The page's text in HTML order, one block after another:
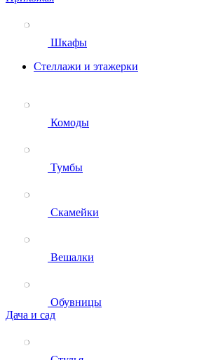
Шкафы
Стеллажи и этажерки
Комоды
Тумбы
Скамейки
Вешалки
Обувницы
Дача и сад